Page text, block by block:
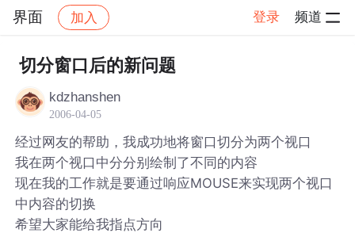
界面 加入 登录 频道
社区 界面 帖子详情
切分窗口后的新问题
kdzhanshen
2006-04-05
经过网友的帮助，我成功地将窗口切分为两个视口
我在两个视口中分分别绘制了不同的内容
现在我的工作就是要通过响应MOUSE来实现两个视口
中内容的切换
希望大家能给我指点方向